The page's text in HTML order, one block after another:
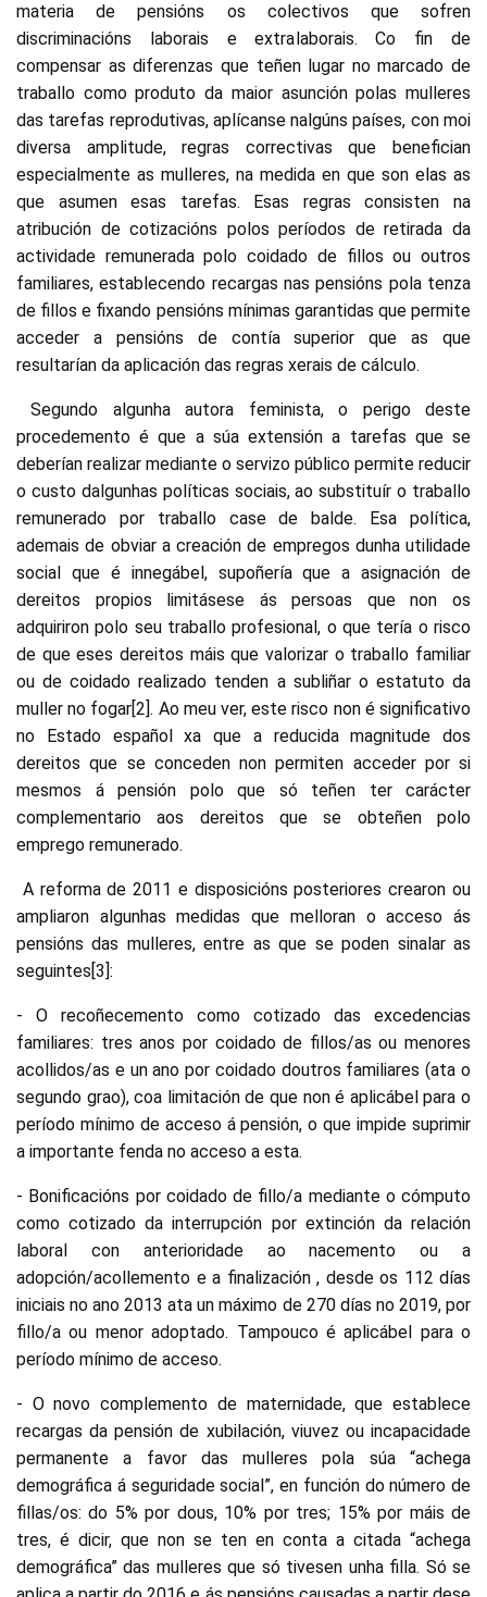
materia de pensións os colectivos que sofren
discriminacións laborais e extralaborais. Co fin de
compensar as diferenzas que teñen lugar no marcado de
traballo como produto da maior asunción polas mulleres
das tarefas reprodutivas, aplícanse nalgúns países, con moi
diversa amplitude, regras correctivas que benefician
especialmente as mulleres, na medida en que son elas as
que asumen esas tarefas. Esas regras consisten na
atribución de cotizacións polos períodos de retirada da
actividade remunerada polo coidado de fillos ou outros
familiares, establecendo recargas nas pensións pola tenza
de fillos e fixando pensións mínimas garantidas que permite
acceder a pensións de contía superior que as que
resultarían da aplicación das regras xerais de cálculo.
Segundo algunha autora feminista, o perigo deste
procedemento é que a súa extensión a tarefas que se
deberían realizar mediante o servizo público permite reducir
o custo dalgunhas políticas sociais, ao substituír o traballo
remunerado por traballo case de balde. Esa política,
ademais de obviar a creación de empregos dunha utilidade
social que é innegábel, supoñería que a asignación de
dereitos propios limitásese ás persoas que non os
adquiriron polo seu traballo profesional, o que tería o risco
de que eses dereitos máis que valorizar o traballo familiar
ou de coidado realizado tenden a subliñar o estatuto da
muller no fogar[2]. Ao meu ver, este risco non é significativo
no Estado español xa que a reducida magnitude dos
dereitos que se conceden non permiten acceder por si
mesmos á pensión polo que só teñen ter carácter
complementario aos dereitos que se obteñen polo
emprego remunerado.
A reforma de 2011 e disposicións posteriores crearon ou
ampliaron algunhas medidas que melloran o acceso ás
pensións das mulleres, entre as que se poden sinalar as
seguintes[3]:
- O recoñecemento como cotizado das excedencias
familiares: tres anos por coidado de fillos/as ou menores
acollidos/as e un ano por coidado doutros familiares (ata o
segundo grao), coa limitación de que non é aplicábel para o
período mínimo de acceso á pensión, o que impide suprimir
a importante fenda no acceso a esta.
- Bonificacións por coidado de fillo/a mediante o cómputo
como cotizado da interrupción por extinción da relación
laboral con anterioridade ao nacemento ou a
adopción/acollemento e a finalización , desde os 112 días
iniciais no ano 2013 ata un máximo de 270 días no 2019, por
fillo/a ou menor adoptado. Tampouco é aplicábel para o
período mínimo de acceso.
- O novo complemento de maternidade, que establece
recargas da pensión de xubilación, viuvez ou incapacidade
permanente a favor das mulleres pola súa “achega
demográfica á seguridade social”, en función do número de
fillas/os: do 5% por dous, 10% por tres; 15% por máis de
tres, é dicir, que non se ten en conta a citada “achega
demográfica” das mulleres que só tivesen unha filla. Só se